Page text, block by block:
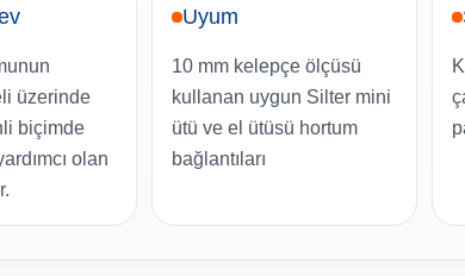
üzerinde
biçimde
olan
Uyum
10 mm kelepçe ölçüsü
kullanan uygun Silter mini
ütü ve el ütüsü hortum
bağlantıları